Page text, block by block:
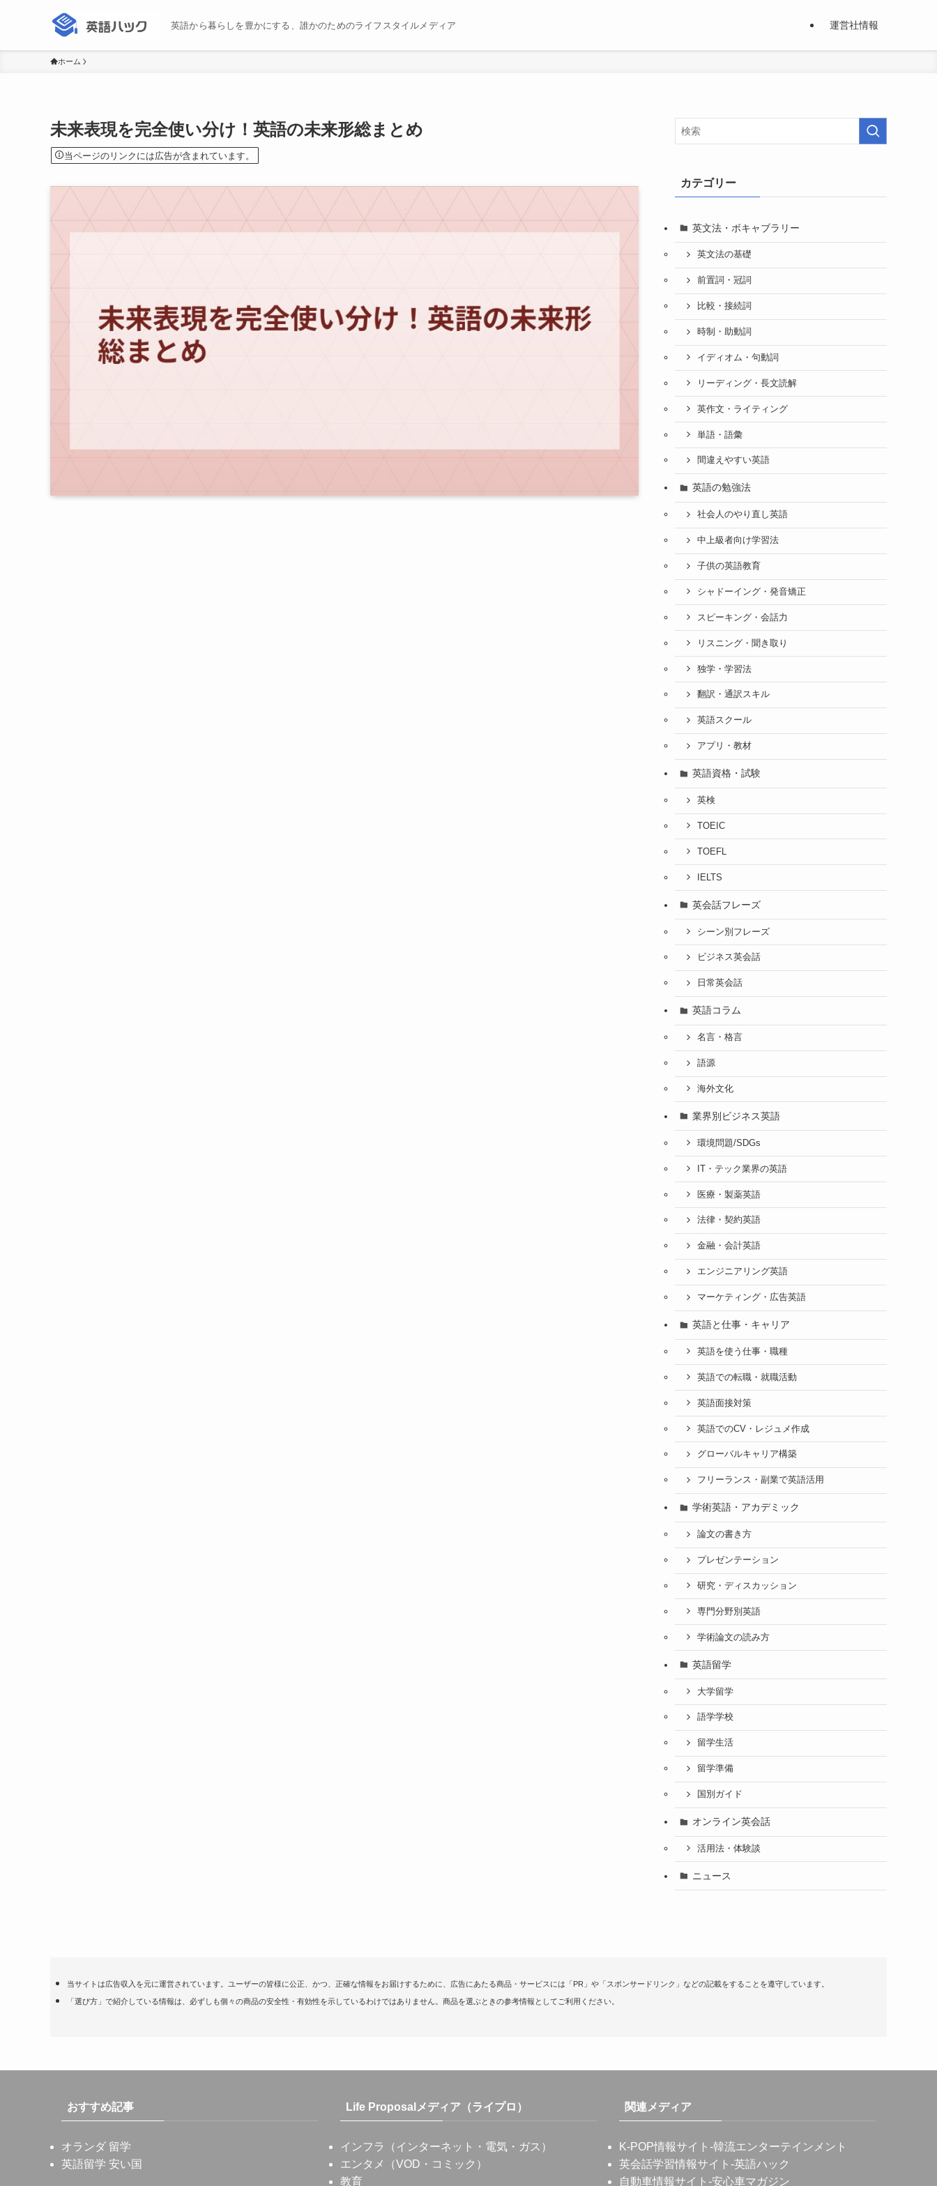
英語から暮らしを豊かにする、誰かのためのライフスタイルメディア 運営社情報
ホーム
未来表現を完全使い分け！英語の未来形総まとめ
当ページのリンクには広告が含まれています。
カテゴリー
英文法・ボキャブラリー
英文法の基礎
前置詞・冠詞
比較・接続詞
時制・助動詞
イディオム・句動詞
リーディング・長文読解
英作文・ライティング
単語・語彙
間違えやすい英語
英語の勉強法
社会人のやり直し英語
中上級者向け学習法
子供の英語教育
シャドーイング・発音矯正
スピーキング・会話力
リスニング・聞き取り
独学・学習法
翻訳・通訳スキル
英語スクール
アプリ・教材
英語資格・試験
英検
TOEIC
TOEFL
IELTS
英会話フレーズ
シーン別フレーズ
ビジネス英会話
日常英会話
英語コラム
名言・格言
語源
海外文化
業界別ビジネス英語
環境問題/SDGs
IT・テック業界の英語
医療・製薬英語
法律・契約英語
金融・会計英語
エンジニアリング英語
マーケティング・広告英語
英語と仕事・キャリア
英語を使う仕事・職種
英語での転職・就職活動
英語面接対策
英語でのCV・レジュメ作成
グローバルキャリア構築
フリーランス・副業で英語活用
学術英語・アカデミック
論文の書き方
プレゼンテーション
研究・ディスカッション
専門分野別英語
学術論文の読み方
英語留学
大学留学
語学学校
留学生活
留学準備
国別ガイド
オンライン英会話
活用法・体験談
ニュース
当サイトは広告収入を元に運営されています。ユーザーの皆様に公正、かつ、正確な情報をお届けするために、広告にあたる商品・サービスには「PR」や「スポンサードリンク」などの記載をすることを遵守しています。
「選び方」で紹介している情報は、必ずしも個々の商品の安全性・有効性を示しているわけではありません。商品を選ぶときの参考情報としてご利用ください。
おすすめ記事
オランダ 留学
英語留学 安い国
Life Proposalメディア（ライプロ）
インフラ（インターネット・電気・ガス）
エンタメ（VOD・コミック）
教育
関連メディア
K-POP情報サイト -韓流エンターテインメント
英会話学習情報サイト -英語ハック
自動車情報サイト -安心車マガジン